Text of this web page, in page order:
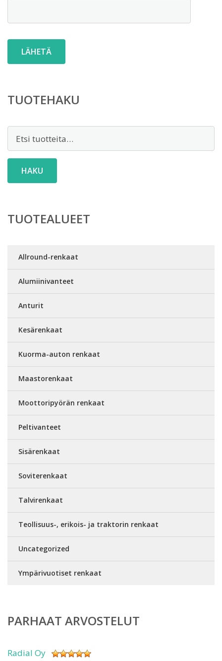
TUOTEHAKU
HAKU
TUOTEALUEET
Allround-renkaat
Alumiinivanteet
Anturit
Kesärenkaat
Kuorma-auton renkaat
Maastorenkaat
Moottoripyörän renkaat
Peltivanteet
Sisärenkaat
Soviterenkaat
Talvirenkaat
Teollisuus-, erikois- ja traktorin renkaat
Uncategorized
Ympärivuotiset renkaat
PARHAAT ARVOSTELUT
Radial Oy